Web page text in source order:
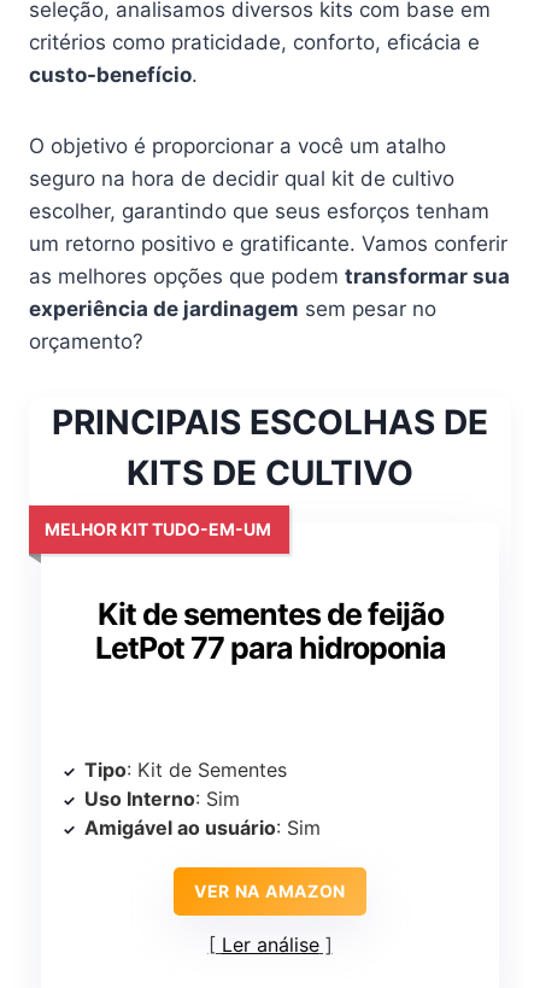
seleção, analisamos diversos kits com base em
critérios como praticidade, conforto, eficácia e
custo-benefício.
O objetivo é proporcionar a você um atalho
seguro na hora de decidir qual kit de cultivo
escolher, garantindo que seus esforços tenham
um retorno positivo e gratificante. Vamos conferir
as melhores opções que podem transformar sua
experiência de jardinagem sem pesar no
orçamento?
PRINCIPAIS ESCOLHAS DE
KITS DE CULTIVO
Kit de sementes de feijão
LetPot 77 para hidroponia
MELHOR KIT TUDO-EM-UM
Tipo: Kit de Sementes
Uso Interno: Sim
Amigável ao usuário: Sim
VER NA AMAZON
Ler análise